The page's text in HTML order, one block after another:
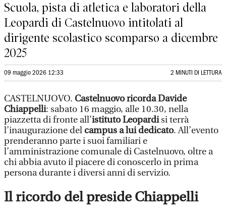
Scuola, pista di atletica e laboratori della
Leopardi di Castelnuovo intitolati al
dirigente scolastico scomparso a dicembre
2025
09 maggio 2026 12:33 2 MINUTI DI LETTURA
CASTELNUOVO. Castelnuovo ricordaDavide
Chiappelli: sabato 16 maggio, alle 10.30, nella
piazzetta di fronte all’istituto Leopardisi terrà
l’inaugurazione del campus a lui dedicato. All’evento
prenderanno parte i suoi familiari e
l’amministrazione comunale di Castelnuovo, oltre a
chi abbia avuto il piacere di conoscerlo in prima
persona durante i diversi anni di servizio.
Il ricordo del preside Chiappelli